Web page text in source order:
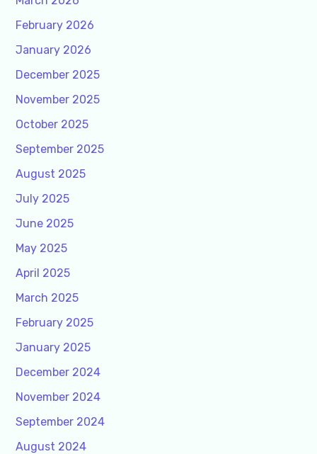
February 2026
January 2026
December 2025
November 2025
October 2025
September 2025
August 2025
July 2025
June 2025
May 2025
April 2025
March 2025
February 2025
January 2025
December 2024
November 2024
September 2024
August 2024